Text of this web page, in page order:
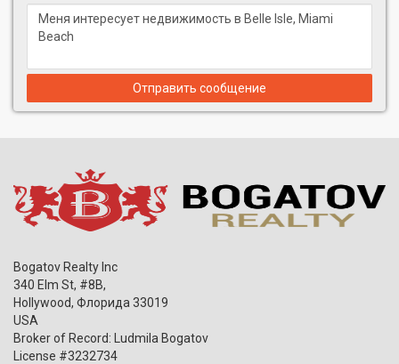
Отправить сообщение
Bogatov Realty Inc
340 Elm St, #8B,
Hollywood, Флорида 33019
USA
Broker of Record: Ludmila Bogatov
License #3232734